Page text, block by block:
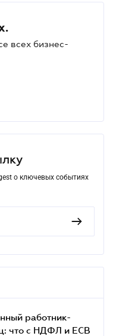
всех бизнес-
о ключевых событиях
работник-
что с НДФЛ и ЕСВ